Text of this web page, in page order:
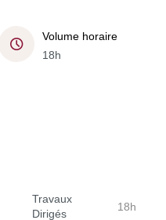
Volume horaire
18h
Travaux
Dirigés
18h